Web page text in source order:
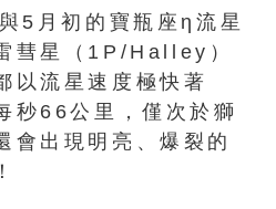
5月初的寶瓶座η流星
彗星（1P/Halley）
以流星速度極快著
秒66公里，僅次於獅
會出現明亮、爆裂的